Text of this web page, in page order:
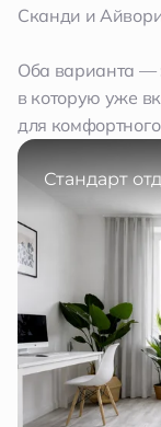
Сканди и
Оба варианта —
в которую уже
для
Стандарт